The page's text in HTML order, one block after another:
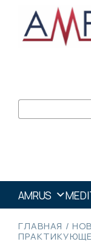
AMRUS
ГЛАВНАЯ /